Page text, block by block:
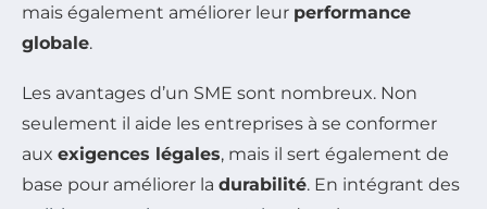
mais également améliorer leur performance
globale.
Les avantages d’un SME sont nombreux. Non
seulement il aide les entreprises à se conformer
aux exigences légales, mais il sert également de
base pour améliorer la durabilité. En intégrant des